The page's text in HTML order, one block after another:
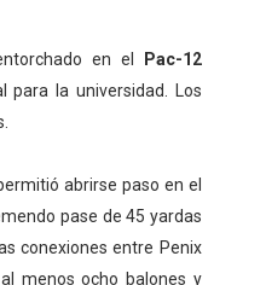
en el
Pac-12
para la universidad. Los
abrirse paso en el
pase de 45 yardas
conexiones entre Penix
menos ocho balones y